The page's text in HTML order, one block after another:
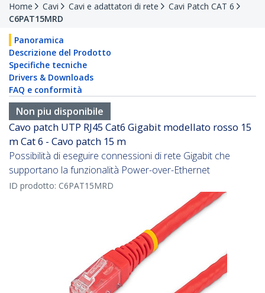
Home Cavi Cavi e adattatori di rete
Cavi Patch CAT 6
C6PAT15MRD
Panoramica
Descrizione del Prodotto
Specifiche tecniche
Drivers & Downloads
FAQ e conformità
Non piu disponibile
Cavo patch UTP RJ45 Cat6 Gigabit modellato rosso 15
m Cat 6 - Cavo patch 15 m
Possibilità di eseguire connessioni di rete Gigabit che
supportano la funzionalità Power-over-Ethernet
ID prodotto: C6PAT15MRD